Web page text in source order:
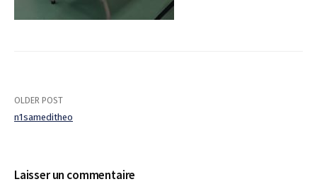
o
OLDER POST
n1sameditheo
Laisser un commentaire